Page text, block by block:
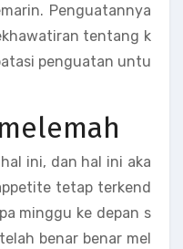
Penguatannya
tentang k
penguatan untu
ini, dan hal ini aka
tetap terkend
minggu ke depan s
benar benar mel